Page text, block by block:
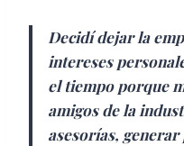
Decidí dejar la
intereses
el tiempo porque
amigos de la
asesorías,